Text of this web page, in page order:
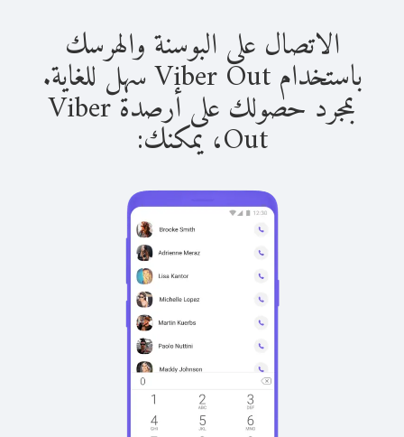
الاتصال على البوسنة والهرسك
باستخدام Viber Out سهل للغاية.
بمجرد حصولك على أرصدة Viber
Out، يمكنك: